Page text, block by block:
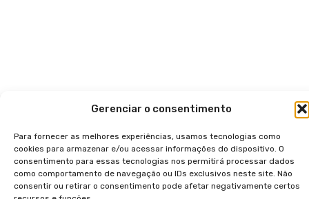
Gerenciar o consentimento
Para fornecer as melhores experiências, usamos tecnologias como
cookies para armazenar e/ou acessar informações do dispositivo. O
consentimento para essas tecnologias nos permitirá processar dados
como comportamento de navegação ou IDs exclusivos neste site. Não
consentir ou retirar o consentimento pode afetar negativamente certos